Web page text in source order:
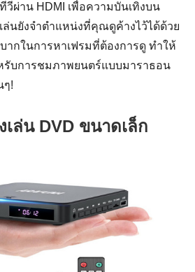
วีผ่าน HDMI เพื่อความบันเทิงบน
ล่นยังจำตำแหน่งที่คุณดูค้างไว้ได้ด้วย
กในการหาเฟรมที่ต้องการดู ทำให้
รับการชมภาพยนตร์แบบมาราธอน
ๆ!
เล่น DVD ขนาดเล็ก